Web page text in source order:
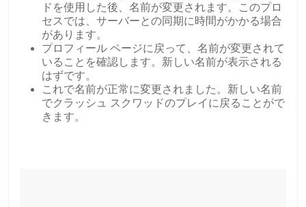
ドを使用した後、名前が変更されます。このプロ
セスでは、サーバーとの同期に時間がかかる場合
があります。
プロフィール ページに戻って、名前が変更されて
いることを確認します。新しい名前が表示される
はずです。
これで名前が正常に変更されました。新しい名前
でクラッシュ スクワッドのプレイに戻ることがで
きます。